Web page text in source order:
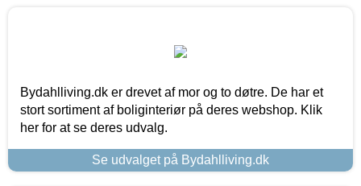
Bydahlliving.dk er drevet af mor og to døtre. De har et
stort sortiment af boliginteriør på deres webshop. Klik
her for at se deres udvalg.
Se udvalget på Bydahlliving.dk